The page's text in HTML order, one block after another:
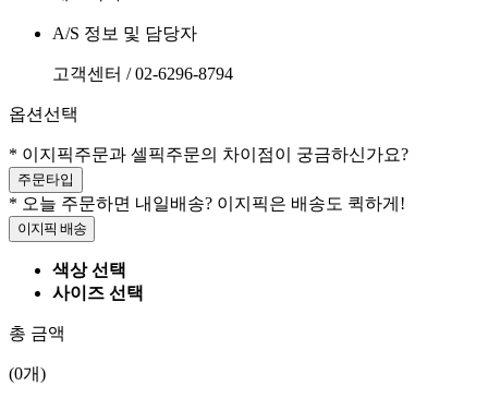
A/S 정보 및 담당자
고객센터 / 02-6296-8794
옵션선택
* 이지픽주문과 셀픽주문의 차이점이 궁금하신가요?
주문타입
* 오늘 주문하면 내일배송? 이지픽은 배송도 퀵하게!
이지픽 배송
색상 선택
사이즈 선택
총 금액
(0개)